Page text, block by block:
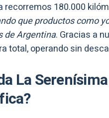
recorremos 180.000
que productos como
de Argentina. Gracias a
total, operando sin
La